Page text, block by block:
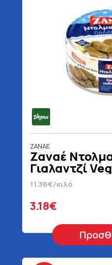
ZANAE
Ζαναέ
Γιαλαντζί
11.36€/κιλό
3.18€